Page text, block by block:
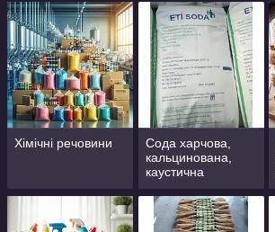
Хімічні речовини
Сода харчова,
кальцинована,
каустична